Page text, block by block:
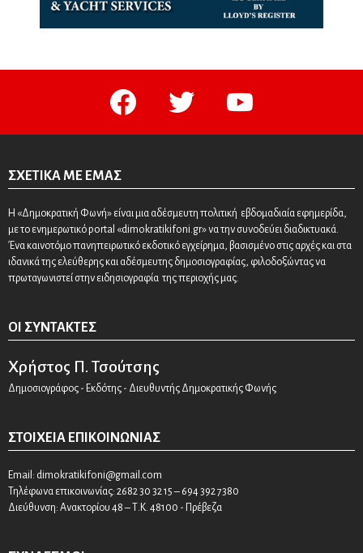
facebook twitter youtube
ΣΧΕΤΙΚΆ ΜΕ ΕΜΆΣ
Η «Δημοκρατική Φωνή» είναι μια αδέσμευτη πολιτική εβδομαδιαία εφημερίδα,
με το ενημερωτικό portal «dimokratikifoni.gr» να την συνοδεύει διαδικτυακά.
Ένα καινοτόμο πανηπειρωτικό εκδοτικό εγχείρημα, βασισμένο στις αρχές και στα
ιδανικά της ελεύθερης και αδέσμευτης δημοσιογραφίας, φιλοδοξώντας να
πρωταγωνιστεί στην ειδησιογραφία της περιοχής μας.
ΟΙ ΣΥΝΤΆΚΤΕΣ
Χρήστος Π. Τσούτσης
Δημοσιογράφος - Εκδότης - Διευθυντής Δημοκρατικής Φωνής
ΣΤΟΙΧΕΊΑ ΕΠΙΚΟΙΝΩΝΊΑΣ
Email: dimokratikifoni@gmail.com
Τηλέφωνα επικοινωνίας: 2682 30 32 15 – 694 392 7380
Διεύθυνση: Ανακτορίου 48 – Τ.Κ. 48100 - Πρέβεζα